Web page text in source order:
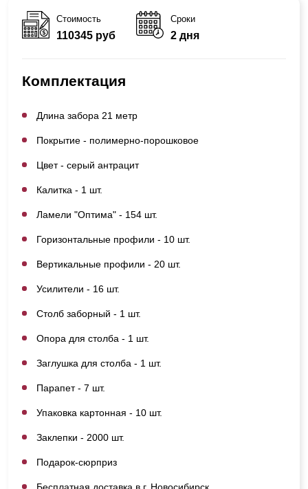
Стоимость
110345 руб
Сроки
2 дня
Комплектация
Длина забора 21 метр
Покрытие - полимерно-порошковое
Цвет - серый антрацит
Калитка - 1 шт.
Ламели "Оптима" - 154 шт.
Горизонтальные профили - 10 шт.
Вертикальные профили - 20 шт.
Усилители - 16 шт.
Столб заборный - 1 шт.
Опора для столба - 1 шт.
Заглушка для столба - 1 шт.
Парапет - 7 шт.
Упаковка картонная - 10 шт.
Заклепки - 2000 шт.
Подарок-сюрприз
Бесплатная доставка в г. Новосибирск